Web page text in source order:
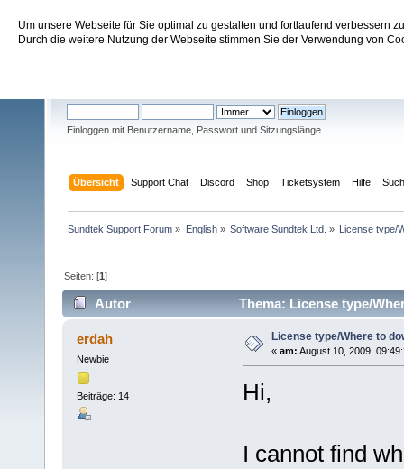
Um unsere Webseite für Sie optimal zu gestalten und fortlaufend verbessern
Durch die weitere Nutzung der Webseite stimmen Sie der Verwendung von
Sundtek Support Forum
Einloggen mit Benutzername, Passwort und Sitzungslänge
Übersicht Support Chat Discord Shop Ticketsystem Hilfe
Sundtek Support Forum » English» Software Sundtek Ltd. » License type/
Seiten: [1]
Autor Thema: License type/
erdah
Newbie
Beiträge: 14
License type/Where to
« am: August 10, 2009,
Hi,
I cannot find